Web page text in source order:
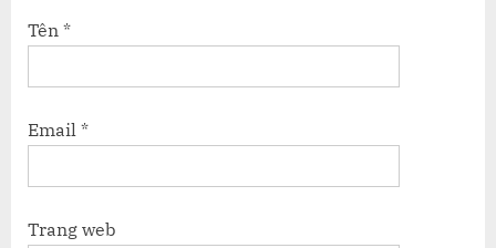
Tên *
Email *
Trang web